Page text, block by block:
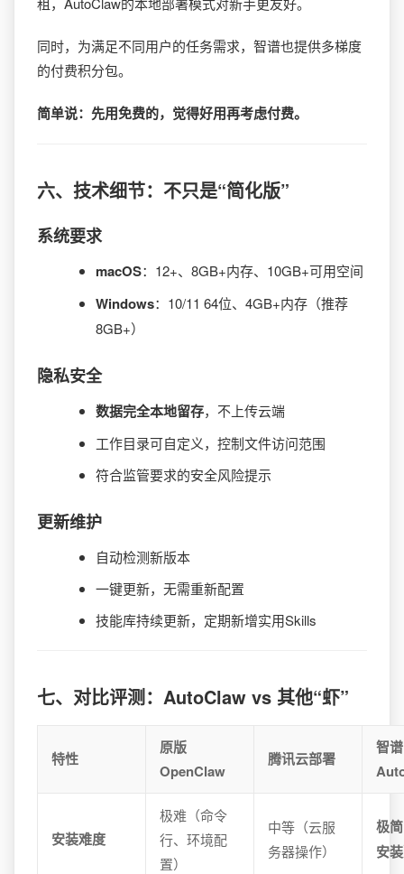
同时，为满足不同用户的任务需求，智谱也提供多梯度
的付费积分包。
简单说：先用免费的，觉得好用再考虑付费。
六、技术细节：不只是“简化版”
系统要求
macOS：12+、8GB+内存、10GB+可用空间
Windows：10/11 64位、4GB+内存（推荐
8GB+）
隐私安全
数据完全本地留存，不上传云端
工作目录可自定义，控制文件访问范围
符合监管要求的安全风险提示
更新维护
自动检测新版本
一键更新，无需重新配置
技能库持续更新，定期新增实用Skills
七、对比评测：AutoClaw vs 其他“虾”
特性
原版
OpenClaw
腾讯云部署
智谱
安装难度
极难（命令
行、环境配
置）
中等（云服
务器操作）
极
安